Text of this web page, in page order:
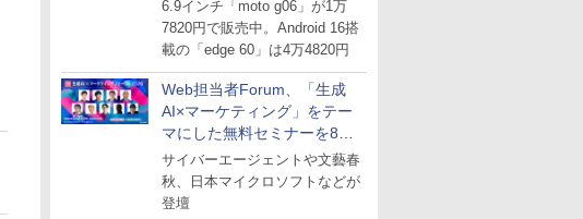
6.9インチ「moto g06」が1万
7820円で販売中。Android 16搭
載の「edge 60」は4万4820円
Web担当者Forum、「生成
AI×マーケティング」をテー
マにした無料セミナーを8月
27日にオンライン開催
サイバーエージェントや文藝春
秋、日本マイクロソフトなどが
登壇